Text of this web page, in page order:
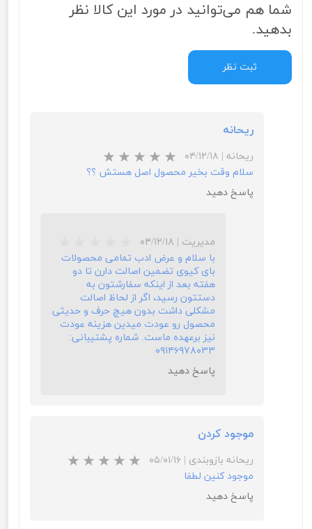
شما هم می‌توانید در مورد این کالا نظر
بدهید.
ثبت نظر
ریحانه
ریحانه ۰۴/۱۲/۱۸
سلام وقت بخیر محصول اصل هستش ؟؟
پاسخ دهید
مدیریت ۰۴/۱۲/۱۸
با سلام و عرض ادب تمامی محصولات
بای کیوی تضمین اصالت دارن تا دو
هفته بعد از اینکه سفارشتون به
دستتون رسید، اگر از لحاظ اصالت
مشکلی داشت بدون هیچ حرف و حدیثی
محصول رو عودت میدین هزینه عودت
نیز برعهده ماست. شماره پشتیبانی:
۰۹۱۴۶۹۷۸۰۳۳
پاسخ دهید
موجود کردن
ریحانه بازوبندی ۰۵/۰۱/۱۶
موجود کنین لطفا
پاسخ دهید